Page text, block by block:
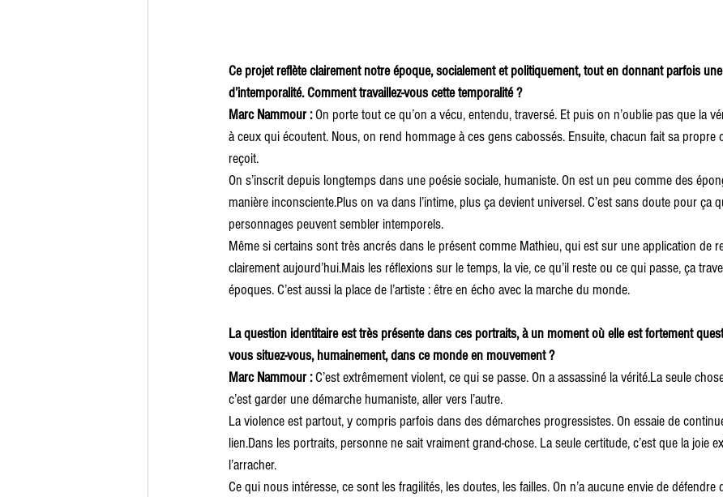
Ce projet reflète clairement notre époque, socialement et politiquement, tout en donnant parfois
d’intemporalité. Comment travaillez-vous cette temporalité ?
Marc Nammour : On porte tout ce qu’on a vécu, entendu, traversé. Et puis on n’oublie pas que la
à ceux qui écoutent. Nous, on rend hommage à ces gens cabossés. Ensuite, chacun fait sa propre
reçoit.
On s’inscrit depuis longtemps dans une poésie sociale, humaniste. On est un peu comme des
manière inconsciente.Plus on va dans l’intime, plus ça devient universel. C’est sans doute pour ça
personnages peuvent sembler intemporels.
Même si certains sont très ancrés dans le présent comme Mathieu, qui est sur une application de
clairement aujourd’hui.Mais les réflexions sur le temps, la vie, ce qu’il reste ou ce qui passe, ça
époques. C’est aussi la place de l’artiste : être en écho avec la marche du monde.
La question identitaire est très présente dans ces portraits, à un moment où elle est fortement
vous situez-vous, humainement, dans ce monde en mouvement ?
Marc Nammour : C’est extrêmement violent, ce qui se passe. On a assassiné la vérité.La seule
c’est garder une démarche humaniste, aller vers l’autre.
La violence est partout, y compris parfois dans des démarches progressistes. On essaie de
lien.Dans les portraits, personne ne sait vraiment grand-chose. La seule certitude, c’est que la joie
l’arracher.
Ce qui nous intéresse, ce sont les fragilités, les doutes, les failles. On n’a aucune envie de défendre